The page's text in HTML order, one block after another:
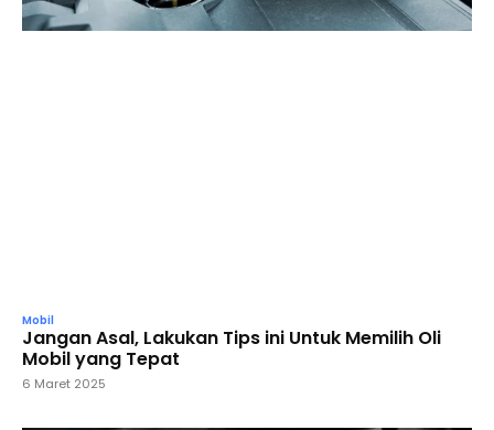
Mobil
Jangan Asal, Lakukan Tips ini Untuk Memilih Oli
Mobil yang Tepat
6 Maret 2025